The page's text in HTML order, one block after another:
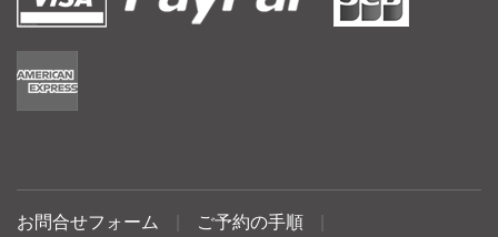
お問合せフォーム ご予約の手順